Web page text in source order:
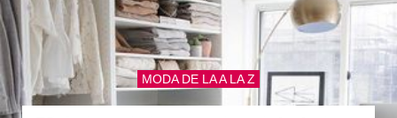
MODA DE LA A LA Z